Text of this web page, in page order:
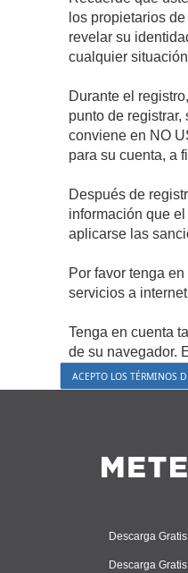
los propietarios
revelar su
cualquier
Durante el
punto de
conviene en NO
para su cuenta, a
Después de
información que
aplicarse las
Por favor tenga
servicios a
Tenga en cuenta
de su navegador.
Descarga
Descarga